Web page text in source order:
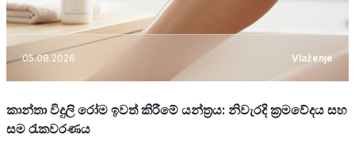
05.08.2026 Vlaženje
කාන්තා විදුලි රෝම ඉවත් කිරීමේ යන්ත්‍රය: නිවැරදි ක්‍රමවේදය සහ
සම රැකවරණය